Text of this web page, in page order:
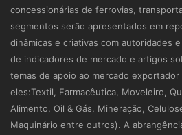
concessionárias de ferrovias,
segmentos serão apresentados em
dinâmicas e criativas com autoridades
de indicadores de mercado e artigos
temas de apoio ao mercado
eles:Textil, Farmacêutica, Moveleiro,
Alimento, Oil & Gás, Mineração,
Maquinário entre outros). A